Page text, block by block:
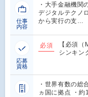
仕事
内容
・大手金融機関
デジタルテクノ
から実行の支…
応募
資格
必須
【必須
シンキン
・世界有数の総
ヵ国に拠点 ・